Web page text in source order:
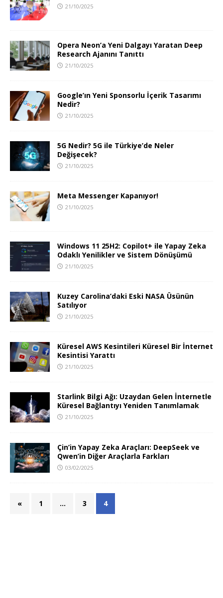
21/10/2025
Opera Neon’a Yeni Dalgayı Yaratan Deep
Research Ajanını Tanıttı
21/10/2025
Google’ın Yeni Sponsorlu İçerik Tasarımı
Nedir?
21/10/2025
5G Nedir? 5G ile Türkiye’de Neler
Değişecek?
21/10/2025
Meta Messenger Kapanıyor!
21/10/2025
Windows 11 25H2: Copilot+ ile Yapay Zeka
Odaklı Yenilikler ve Sistem Dönüşümü
21/10/2025
Kuzey Carolina’daki Eski NASA Üsünün
Satılıyor
21/10/2025
Küresel AWS Kesintileri Küresel Bir İnternet
Kesintisi Yarattı
21/10/2025
Starlink Bilgi Ağı: Uzaydan Gelen İnternetle
Küresel Bağlantıyı Yeniden Tanımlamak
21/10/2025
Çin’in Yapay Zeka Araçları: DeepSeek ve
Qwen’in Diğer Araçlarla Farkları
03/02/2025
« 1 … 3 4